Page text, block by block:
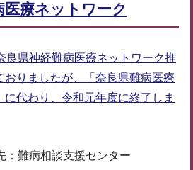
医療ネットワーク
良県神経難病医療ネットワーク推
おりましたが、「奈良県難病医療
代わり、令和元年度に終了しま
：難病相談支援センター